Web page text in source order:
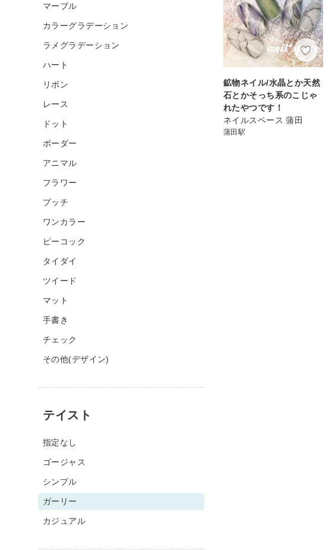
鉱物ネイル/水晶とか天然
石とかそっち系のこじゃ
れたやつです！
ネイルスペース 蒲田
蒲田駅
マーブル
カラーグラデーション
ラメグラデーション
ハート
リボン
レース
ドット
ボーダー
アニマル
フラワー
プッチ
ワンカラー
ピーコック
タイダイ
ツイード
マット
手書き
チェック
その他(デザイン)
テイスト
指定なし
ゴージャス
シンプル
ガーリー
カジュアル